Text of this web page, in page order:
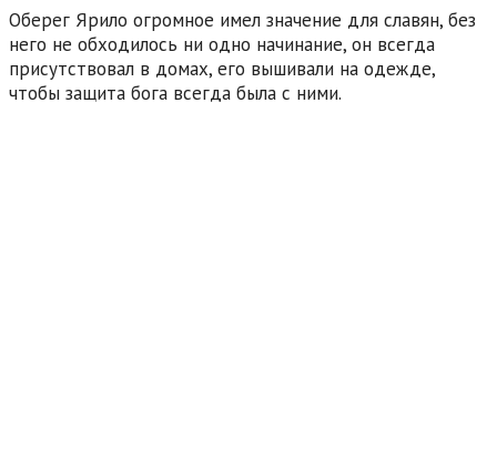
Оберег Ярило огромное имел значение для славян, без
него не обходилось ни одно начинание, он всегда
присутствовал в домах, его вышивали на одежде,
чтобы защита бога всегда была с ними.